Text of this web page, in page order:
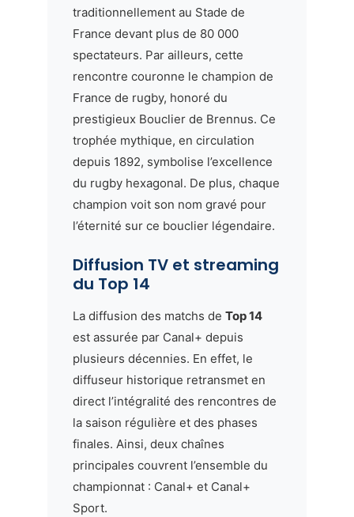
traditionnellement au Stade de
France devant plus de 80 000
spectateurs. Par ailleurs, cette
rencontre couronne le champion de
France de rugby, honoré du
prestigieux Bouclier de Brennus. Ce
trophée mythique, en circulation
depuis 1892, symbolise l’excellence
du rugby hexagonal. De plus, chaque
champion voit son nom gravé pour
l’éternité sur ce bouclier légendaire.
Diffusion TV et streaming
du Top 14
La diffusion des matchs de Top 14
est assurée par Canal+ depuis
plusieurs décennies. En effet, le
diffuseur historique retransmet en
direct l’intégralité des rencontres de
la saison régulière et des phases
finales. Ainsi, deux chaînes
principales couvrent l’ensemble du
championnat : Canal+ et Canal+
Sport.